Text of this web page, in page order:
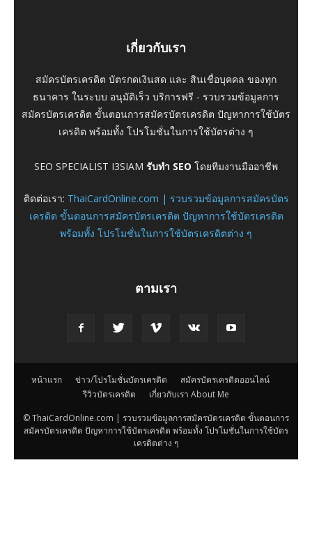
เกี่ยวกับเรา
สมัครบัตรเครดิต บัตรกดเงินสด และ สินเชื่อบุคคล ของทุก
ธนาคาร ในระบบ อนุมัติเร็ว บริการฟรี - รวบรวมข้อมูลการ
สมัครบัตรเครดิต ขั้นตอนการสมัครบัตรเครดิต ปัญหาการใช้บัตร
เครดิต พร้อมทั้ง โปรโมชั่นในการใช้บัตรต่าง ๆ
SEO SPECIALIST I3SIAM รับทำ SEO โดยทีมงานมืออาชีพ
ติดต่อเรา: ThaiCardOnline.com | รวบรวมข้อมูลการสมัครบัตร
เครดิต ขั้นตอนการสมัครบัตรเครดิต ปัญหาการใช้บัตรเครดิต
พร้อมทั้ง โปรโมชั่นในการใช้บัตรเครดิตต่าง ๆ
ตามเรา
หน้าแรก ข่าว/โปรโมชั่นบัตรเครดิต
สมัครบัตรเครดิตออนไลน์
รีวิวบัตรเครดิต
เกี่ยวกับเรา About Me
© ThaiCardOnline.com | รวบรวมข้อมูลการสมัครบัตรเครดิต ขั้นตอนการ
สมัครบัตรเครดิต ปัญหาการใช้บัตรเครดิต พร้อมทั้ง โปรโมชั่นในการใช้บัตร
เครดิตต่าง ๆ